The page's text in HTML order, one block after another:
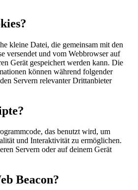
kleine Datei, die gemeinsam mit den
versendet und vom Webbrowser auf
Gerät gespeichert werden kann. Die
können während folgender
Servern relevanter Drittanbieter
das benutzt wird, um
und Interaktivität zu ermöglichen.
Servern oder auf deinem Gerät
Beacon?